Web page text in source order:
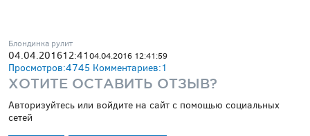
Блондинка рулит
04.04.201612:4104.04.2016 12:41:59
Просмотров:4745 Комментариев:1
ХОТИТЕ ОСТАВИТЬ ОТЗЫВ?
Авторизуйтесь или войдите на сайт с помощью социальных
сетей